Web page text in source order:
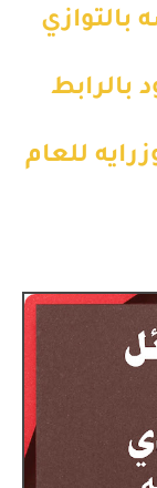
بالتوازي
بالرابط
للعام